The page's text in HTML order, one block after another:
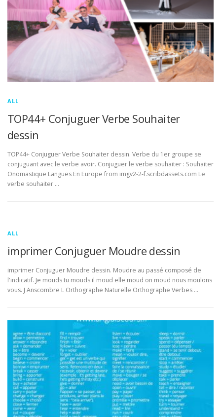
ALL
TOP44+ Conjuguer Verbe Souhaiter
dessin
TOP44+ Conjuguer Verbe Souhaiter dessin. Verbe du 1er groupe se
conjuguant avec le verbe avoir. Conjuguer le verbe souhaiter : Souhaiter
Onomastique Langues En Europe from imgv2-2-f.scribdassets.com Le
verbe souhaiter …
ALL
imprimer Conjuguer Moudre dessin
imprimer Conjuguer Moudre dessin. Moudre au passé composé de
l'indicatif. Je mouds tu mouds il moud elle moud on moud nous moulons
vous. J Anscombre L Orthographe Naturelle Orthographe Verbes …